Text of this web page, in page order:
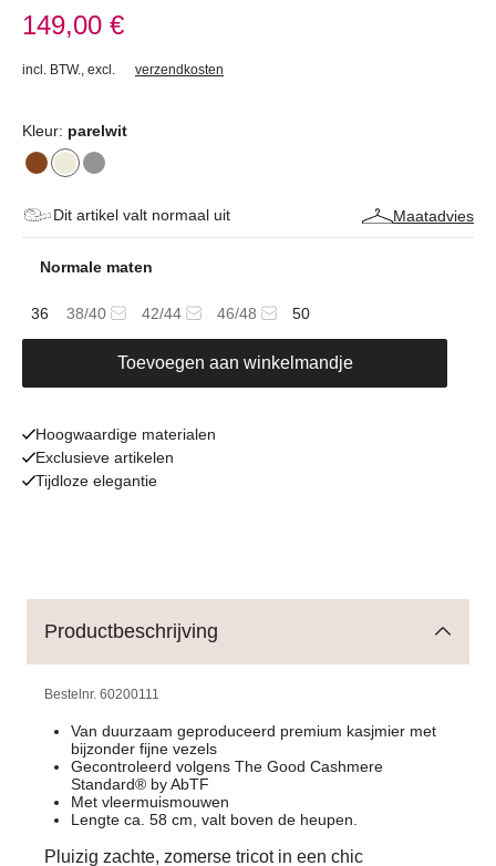
149,00 €
incl. BTW. excl. verzendkosten
Kleur: parelwit
Dit artikel valt normaal uit Maatadvies
Normale maten
36 38/40 42/44 46/48 50
Toevoegen aan winkelmandje
Hoogwaardige materialen
Exclusieve artikelen
Tijdloze elegantie
Productbeschrijving
Bestelnr. 60200111
Van duurzaam geproduceerd premium kasjmier met
bijzonder fijne vezels
Gecontroleerd volgens The Good Cashmere
Standard® by AbTF​
Met vleermuismouwen
Lengte ca. 58 cm, valt boven de heupen.
Pluizig zachte, zomerse tricot in een chic